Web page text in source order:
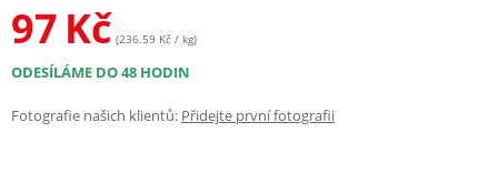
97 Kč (236.59 Kč / kg)
ODESÍLÁME DO 48 HODIN
Fotografie našich klientů: Přidejte první fotografii